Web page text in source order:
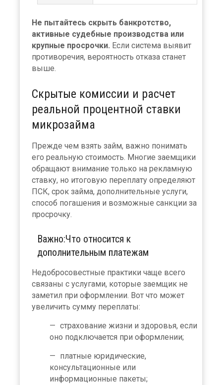
Не пытайтесь скрыть банкротство,
активные судебные производства или
крупные просрочки. Если система выявит
противоречия, вероятность отказа станет
выше.
Скрытые комиссии и расчет
реальной процентной ставки
микрозайма
Прежде чем взять займ, важно понимать
его реальную стоимость. Многие заемщики
обращают внимание только на рекламную
ставку, но итоговую переплату определяют
ПСК, срок займа, дополнительные услуги,
способ погашения и возможные санкции за
просрочку.
Важно:Что относится к
дополнительным платежам
Недобросовестные практики чаще всего
связаны с услугами, которые заемщик не
заметил при оформлении. Вот что может
увеличить сумму переплаты:
страхование жизни и здоровья, если
оно подключается при оформлении;
платные юридические,
консультационные или
информационные пакеты;